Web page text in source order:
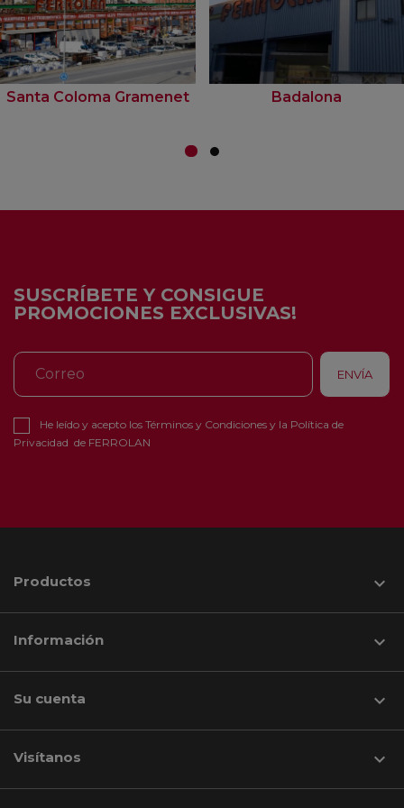
Santa Coloma Gramenet Badalona
SUSCRÍBETE Y CONSIGUE
PROMOCIONES EXCLUSIVAS!
He leído y acepto los Términos y Condiciones y la Política de
Privacidad de FERROLAN
Productos 
Información 
Su cuenta 
Visítanos keyboard_arrow_down